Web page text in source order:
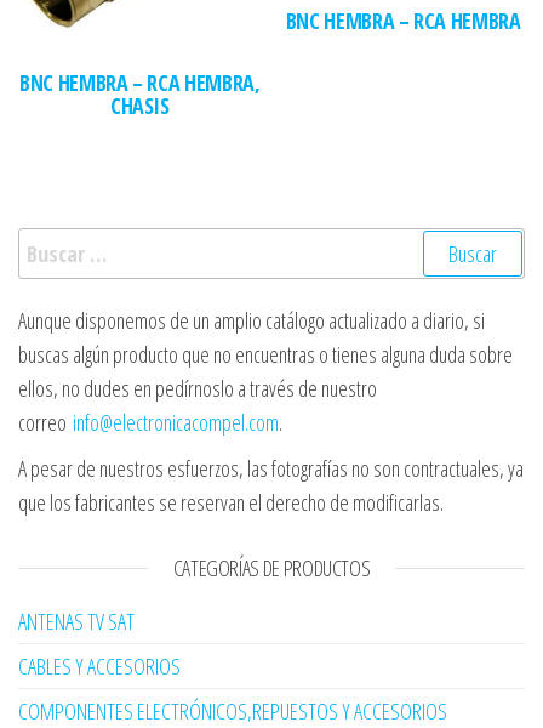
BNC HEMBRA – RCA HEMBRA,
CHASIS
BNC HEMBRA – RCA HEMBRA
Buscar:
Aunque disponemos de un amplio catálogo actualizado a diario, si
buscas algún producto que no encuentras o tienes alguna duda sobre
ellos, no dudes en pedírnoslo a través de nuestro
correo info@electronicacompel.com.
A pesar de nuestros esfuerzos, las fotografías no son contractuales, ya
que los fabricantes se reservan el derecho de modificarlas.
CATEGORÍAS DE PRODUCTOS
ANTENAS TV SAT
CABLES Y ACCESORIOS
COMPONENTES ELECTRÓNICOS,REPUESTOS Y ACCESORIOS